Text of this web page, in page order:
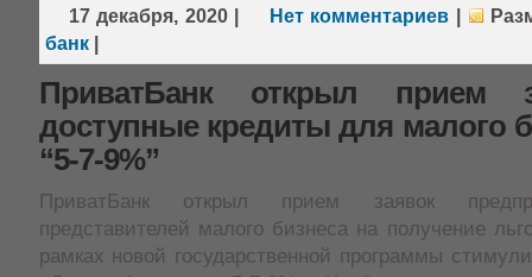
17 декабря, 2020| Нет комментариев
банк|
ПриватБанк открыл прием
доступные кредиты для малого
“5-7-9%”
ПриватБанк открыл прием заявок
представителей малого бизнеса на получение
рамках новой государственной программы